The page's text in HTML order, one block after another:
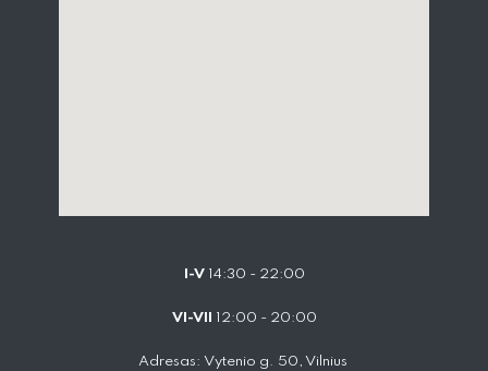
I-V14:30 - 22:00
VI-VII 12:00 - 20:00
Adresas: Vytenio g. 50, Vilnius